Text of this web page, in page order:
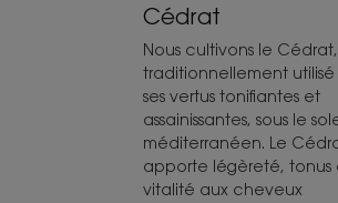
**Selon la norme OCDE 301 B.
lavages. À pondérer en fonction de la taille et
****Comparaison vs un shampoing liquide de 400 ml
Cédrat
Nous cultivons le Cédrat,
traditionnellement
ses vertus tonifiantes et
assainissantes, sous le
méditerranéen. Le
apporte légèreté, tonus
vitalité aux cheveux